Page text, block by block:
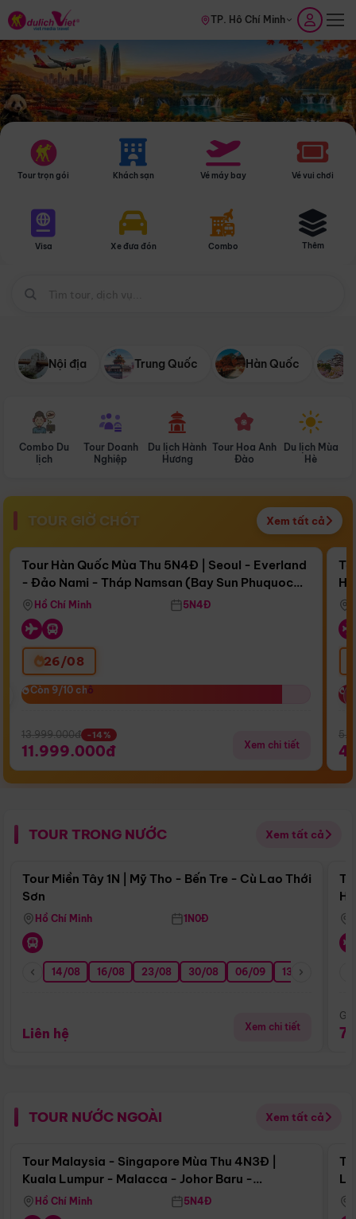
TP. Hồ Chí Minh
Tour trọn gói Khách sạn Vé máy bay Vé vui chơi
Visa Xe đưa đón Combo Thêm
Nội địa Trung Quốc Hàn Quốc
Combo Du
lịch
Tour Doanh
Nghiệp
Du lịch Hành
Hương
Tour Hoa Anh
Đào
Du lịch Mùa
Hè
TOUR GIỜ CHÓT Xem tất cả
Còn17 ngày 13:38:28
Bay Sun Phuquoc Airways
Điểm nổi bật
Tour Hàn Quốc Mùa Thu 5N4Đ | Seoul - Everland
- Đảo Nami - Tháp Namsan (Bay Sun Phuquoc
Airways)
Hồ Chí Minh 5N4Đ
26/08
Còn 9/10 chỗ
Còn 9/10 chỗ
13.999.000đ -14%
11.999.000đ Xem chi tiết
TOUR TRONG NƯỚC Xem tất cả
Điểm nổi bật
Tour Miền Tây 1N | Mỹ Tho - Bến Tre - Cù Lao Thới
Sơn
Hồ Chí Minh 1N0Đ
14/08 16/08 23/08 30/08 06/09 13/09
Liên hệ Xem chi tiết
TOUR NƯỚC NGOÀI Xem tất cả
Điểm nổi bật
Tour Malaysia - Singapore Mùa Thu 4N3Đ |
Kuala Lumpur - Malacca - Johor Baru -
Singapore
Hồ Chí Minh 5N4Đ